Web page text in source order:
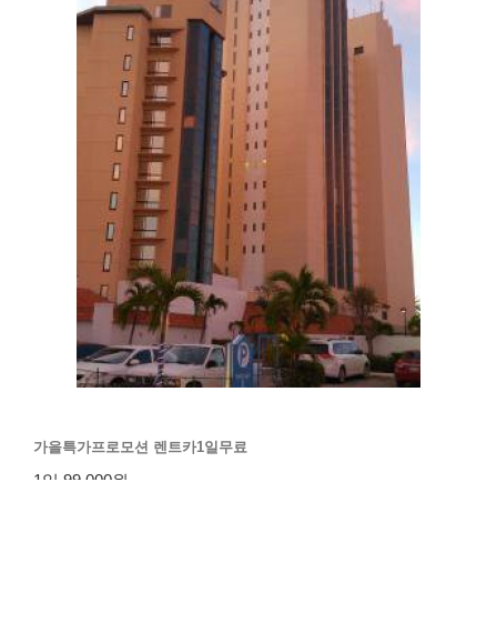
가을특가프로모션 렌트카1일무료
1일 99,000원